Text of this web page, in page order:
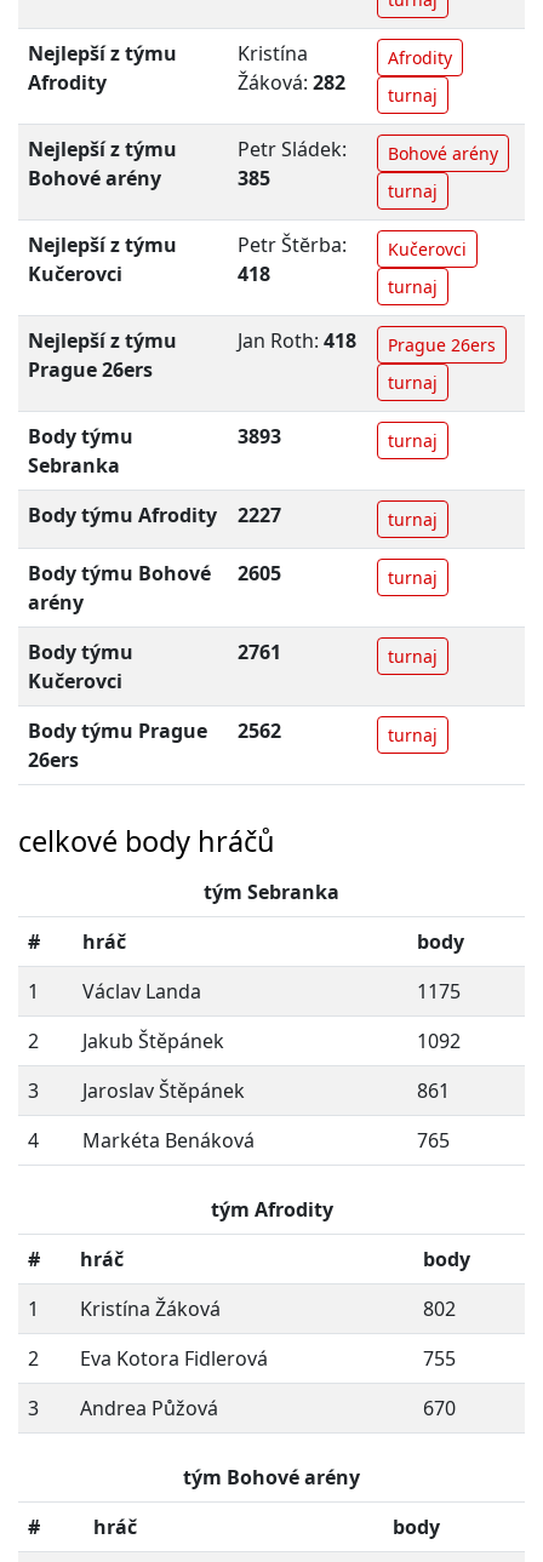
Nejlepší z týmu
Afrodity
Kristína
Žáková: 282
Afrodity
turnaj
Nejlepší z týmu
Bohové arény
Petr Sládek:
385
Bohové arény
turnaj
Nejlepší z týmu
Kučerovci
Petr Štĕrba:
418
Kučerovci
turnaj
Nejlepší z týmu
Prague 26ers
Jan Roth: 418
Prague 26ers
turnaj
Body týmu
Sebranka
3893 turnaj
Body týmu Afrodity 2227 turnaj
Body týmu Bohové
arény
2605 turnaj
Body týmu
Kučerovci
2761 turnaj
Body týmu Prague
26ers
2562 turnaj
celkové body hráčů
tým Sebranka
#
hráč
body
1
Václav Landa
1175
2
Jakub Štěpánek
1092
3
Jaroslav Štěpánek
861
4
Markéta Benáková 765
tým Afrodity
#
hráč
body
1
Kristína Žáková
802
2
Eva Kotora Fidlerová
755
3
Andrea Půžová 670
tým Bohové arény
#
hráč
body